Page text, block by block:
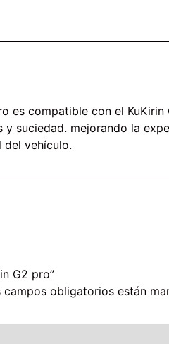
es compatible con el
suciedad. mejorando la
del vehículo.
G2 pro”
campos obligatorios están